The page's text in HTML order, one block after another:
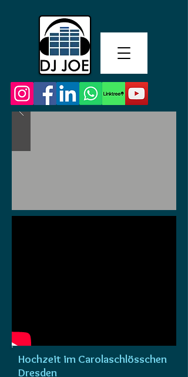
Hochzeit im Carolaschlösschen
Dresden